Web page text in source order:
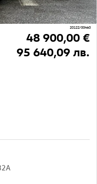
20122/00460
48 900,00 €
95 640,09 лв.